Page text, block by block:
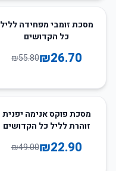
52%מסכת זומבי מפחידה לליל
כל הקדושים
₪26.70
₪55.80
53
מסכת פוקס אנימה יפנית
זוהרת לליל כל הקדושים
₪22.90
₪49.00